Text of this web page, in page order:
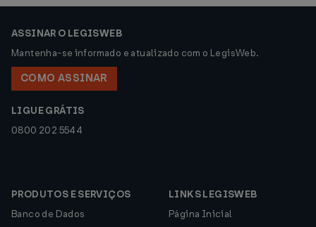
ASSINAR O LEGISWEB
Mantenha-se informado e atualizado com o LegisWeb.
COMO ASSINAR
LIGUE GRÁTIS
0800 202 5544
PRODUTOS E SERVIÇOS
Banco de Dados
LINKS LEGISWEB
Página Inicial